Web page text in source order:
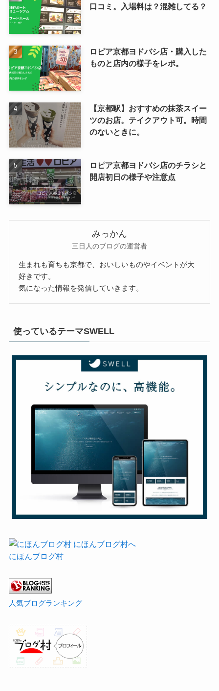
口コミ。入場料は？混雑してる？
ロピア京都ヨドバシ店・購入した
ものと店内の様子をレポ。
【京都駅】おすすめの抹茶スイー
ツのお店。テイクアウト可。時間
のないときに。
ロピア京都ヨドバシ店のチラシと
開店初日の様子や注意点
みっかん
三日人のブログの運営者
生まれも育ちも京都で、おいしいものやイベントが大
好きです。
気になった情報を発信していきます。
使っているテーマSWELL
にほんブログ村
人気ブログランキング